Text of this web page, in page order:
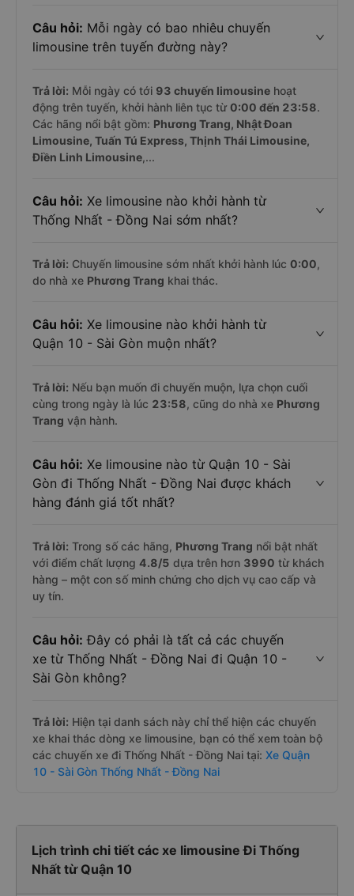
Câu hỏi: Mỗi ngày có bao nhiêu chuyến
limousine trên tuyến đường này?
Trả lời: Mỗi ngày có tới 93 chuyến limousine hoạt
động trên tuyến, khởi hành liên tục từ0:00 đến 23:58.
Các hãng nổi bật gồm: Phương Trang, Nhật Đoan
Limousine, Tuấn Tú Express, Thịnh Thái Limousine,
Điền Linh Limousine,...
Câu hỏi: Xe limousine nào khởi hành từ
Thống Nhất - Đồng Nai sớm nhất?
Trả lời: Chuyến limousine sớm nhất khởi hành lúc 0:00,
do nhà xe Phương Trang khai thác.
Câu hỏi: Xe limousine nào khởi hành từ
Quận 10 - Sài Gòn muộn nhất?
Trả lời: Nếu bạn muốn đi chuyến muộn, lựa chọn cuối
cùng trong ngày là lúc 23:58, cũng do nhà xe Phương
Trang vận hành.
Câu hỏi: Xe limousine nào từ Quận 10 - Sài
Gòn đi Thống Nhất - Đồng Nai được khách
hàng đánh giá tốt nhất?
Trả lời: Trong số các hãng, Phương Trang nổi bật nhất
với điểm chất lượng 4.8/5 dựa trên hơn 3990 từ khách
hàng – một con số minh chứng cho dịch vụ cao cấp và
uy tín.
Câu hỏi: Đây có phải là tất cả các chuyến
xe từ Thống Nhất - Đồng Nai đi Quận 10 -
Sài Gòn không?
Trả lời: Hiện tại danh sách này chỉ thể hiện các chuyến
xe khai thác dòng xe limousine, bạn có thể xem toàn bộ
các chuyến xe đi Thống Nhất - Đồng Nai tại: Xe Quận
10 - Sài Gòn Thống Nhất - Đồng Nai
Lịch trình chi tiết các xe limousine Đi Thống
Nhất từ Quận 10